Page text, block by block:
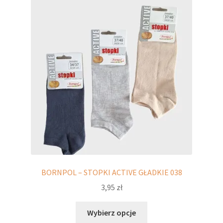
można
wybrać
na
produktu
BORNPOL – STOPKI ACTIVE GŁADKIE 038
3,95 zł
Wybierz opcje